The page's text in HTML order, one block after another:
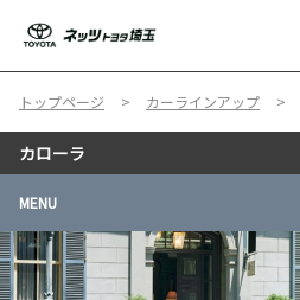
トップページ カーラインアップ
カローラ
MENU